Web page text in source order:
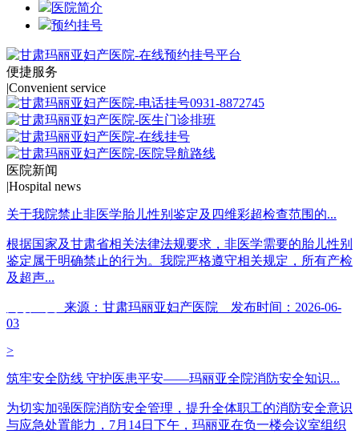
医院简介
预约挂号
便捷服务
|Convenient service
医院新闻
|Hospital news
关于我院禁止非医学胎儿性别鉴定及四维彩超检查范围的...
根据国家及甘肃省相关法律法规要求，非医学需要的胎儿性别
鉴定属于明确禁止的行为。我院严格遵守相关规定，所有产检
及超声...
来源：甘肃玛丽亚妇产医院 发布时间：2026-06-
03
>
筑牢安全防线 守护医患平安——玛丽亚全院消防安全知识...
为切实加强医院消防安全管理，提升全体职工的消防安全意识
与应急处置能力，7月14日下午，玛丽亚在负一楼会议室组织